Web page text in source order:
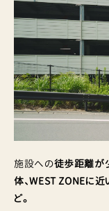
施設への徒歩距離が
体、WEST ZONEに
ど。